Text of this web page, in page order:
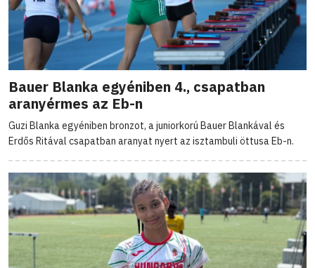
Bauer Blanka egyéniben 4., csapatban
aranyérmes az Eb-n
Guzi Blanka egyéniben bronzot, a juniorkorú Bauer Blankával és
Erdős Ritával csapatban aranyat nyert az isztambuli öttusa Eb-n.